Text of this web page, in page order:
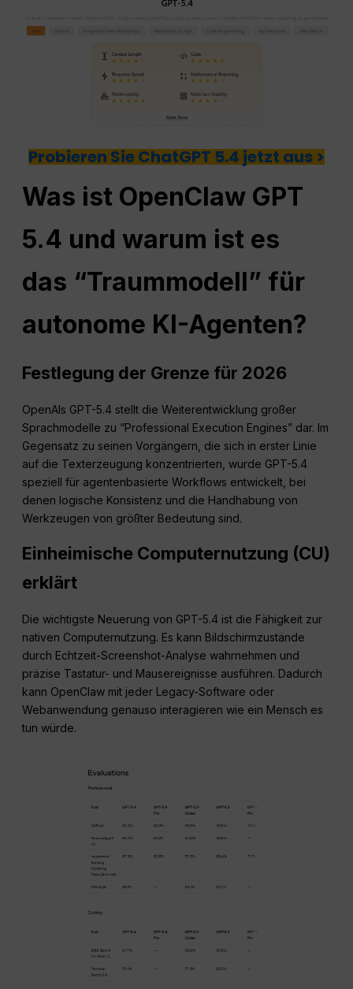
Probieren Sie ChatGPT 5.4 jetzt aus >
Was ist OpenClaw GPT
5.4 und warum ist es
das “Traummodell” für
autonome KI-Agenten?
Festlegung der Grenze für 2026
OpenAIs GPT-5.4 stellt die Weiterentwicklung großer
Sprachmodelle zu “Professional Execution Engines” dar. Im
Gegensatz zu seinen Vorgängern, die sich in erster Linie
auf die Texterzeugung konzentrierten, wurde GPT-5.4
speziell für agentenbasierte Workflows entwickelt, bei
denen logische Konsistenz und die Handhabung von
Werkzeugen von größter Bedeutung sind.
Einheimische Computernutzung (CU)
erklärt
Die wichtigste Neuerung von GPT-5.4 ist die Fähigkeit zur
nativen Computernutzung. Es kann Bildschirmzustände
durch Echtzeit-Screenshot-Analyse wahrnehmen und
präzise Tastatur- und Mausereignisse ausführen. Dadurch
kann OpenClaw mit jeder Legacy-Software oder
Webanwendung genauso interagieren wie ein Mensch es
tun würde.